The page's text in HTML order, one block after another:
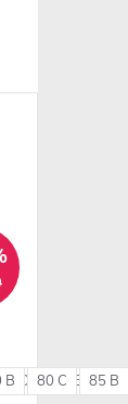
85 D 85 E 90
B 80 C 85 B